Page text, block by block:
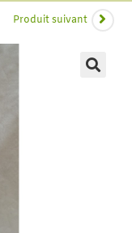
Produit suivant